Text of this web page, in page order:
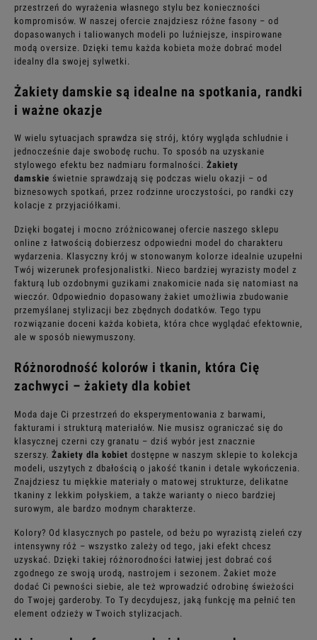
przestrzeń do wyrażenia własnego stylu bez konieczności
kompromisów. W naszej ofercie znajdziesz różne fasony – od
dopasowanych i taliowanych modeli po luźniejsze, inspirowane
modą oversize. Dzięki temu każda kobieta może dobrać model
idealny dla swojej sylwetki.
Żakiety damskie są idealne na spotkania, randki
i ważne okazje
W wielu sytuacjach sprawdza się strój, który wygląda schludnie i
jednocześnie daje swobodę ruchu. To sposób na uzyskanie
stylowego efektu bez nadmiaru formalności. Żakiety
damskie świetnie sprawdzają się podczas wielu okazji – od
biznesowych spotkań, przez rodzinne uroczystości, po randki czy
kolacje z przyjaciółkami.
Dzięki bogatej i mocno zróżnicowanej ofercie naszego sklepu
online z łatwością dobierzesz odpowiedni model do charakteru
wydarzenia. Klasyczny krój w stonowanym kolorze idealnie uzupełni
Twój wizerunek profesjonalistki. Nieco bardziej wyrazisty model z
fakturą lub ozdobnymi guzikami znakomicie nada się natomiast na
wieczór. Odpowiednio dopasowany żakiet umożliwia zbudowanie
przemyślanej stylizacji bez zbędnych dodatków. Tego typu
rozwiązanie doceni każda kobieta, która chce wyglądać efektownie,
ale w sposób niewymuszony.
Różnorodność kolorów i tkanin, która Cię
zachwyci – żakiety dla kobiet
Moda daje Ci przestrzeń do eksperymentowania z barwami,
fakturami i strukturą materiałów. Nie musisz ograniczać się do
klasycznej czerni czy granatu – dziś wybór jest znacznie
szerszy. Żakiety dla kobiet dostępne w naszym sklepie to kolekcja
modeli, uszytych z dbałością o jakość tkanin i detale wykończenia.
Znajdziesz tu miękkie materiały o matowej strukturze, delikatne
tkaniny z lekkim połyskiem, a także warianty o nieco bardziej
surowym, ale bardzo modnym charakterze.
Kolory? Od klasycznych po pastele, od beżu po wyrazistą zieleń czy
intensywny róż – wszystko zależy od tego, jaki efekt chcesz
uzyskać. Dzięki takiej różnorodności łatwiej jest dobrać coś
zgodnego ze swoją urodą, nastrojem i sezonem. Żakiet może
dodać Ci pewności siebie, ale też wprowadzić odrobinę świeżości
do Twojej garderoby. To Ty decydujesz, jaką funkcję ma pełnić ten
element odzieży w Twoich stylizacjach.